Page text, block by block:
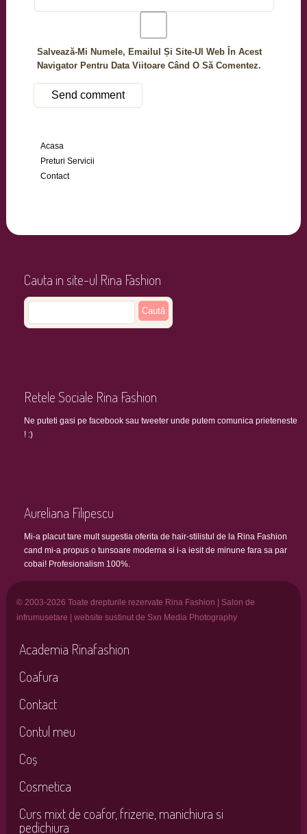
Salvează-Mi Numele, Emailul Și Site-Ul Web În Acest
Navigator Pentru Data Viitoare Când O Să Comentez.
Acasa
Preturi Servicii
Contact
Cauta in site-ul Rina Fashion
Retele Sociale Rina Fashion
Ne puteti gasi pe facebook sau tweeter unde putem comunica prieteneste
! :)
Aureliana Filipescu
Mi-a placut tare mult sugestia oferita de hair-stilistul de la Rina Fashion
cand mi-a propus o tunsoare moderna si i-a iesit de minune fara sa par
cobai! Profesionalism 100%.
© 2003-2026 Toate drepturile rezervate Rina Fashion | Salon de
infrumusetare | website sustinut de Sxn Media Photography
Academia Rinafashion
Coafura
Contact
Contul meu
Coș
Cosmetica
Curs mixt de coafor, frizerie, manichiura si
pedichiura